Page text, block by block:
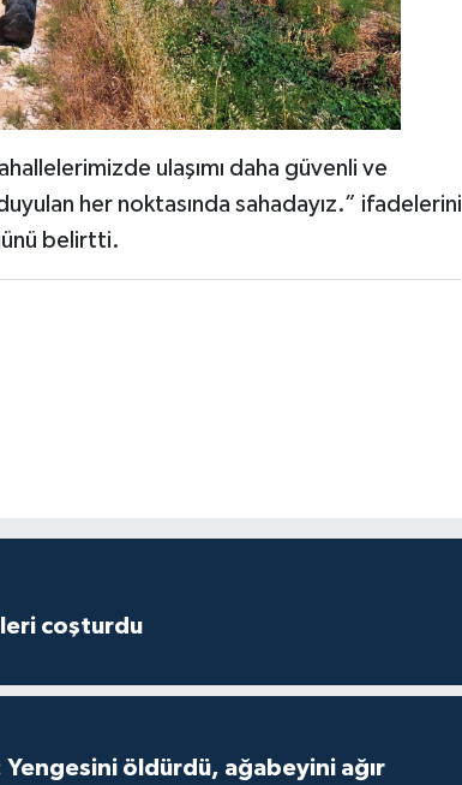
ulaşımı daha güvenli ve
her noktasında sahadayız.” ifadelerini
belirtti.
coşturdu
Yengesini öldürdü, ağabeyini ağır